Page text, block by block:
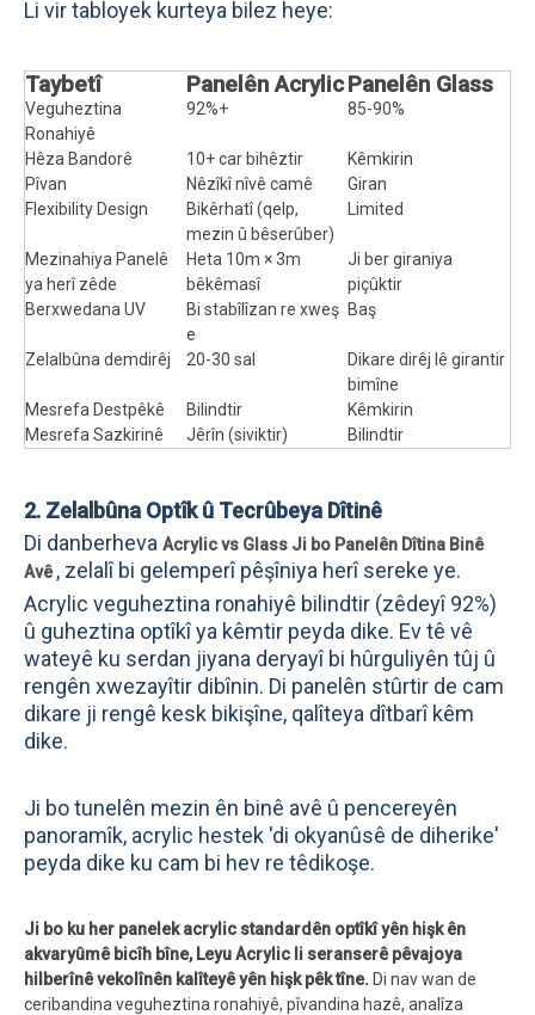
Li vir tabloyek kurteya bilez heye:
Taybetî Panelên AcrylicPanelên Glass
Veguheztina
Ronahiyê
92%+ 85-90%
Hêza Bandorê 10+ car bihêztir
Kêmkirin
Pîvan
Nêzîkî nîvê camê
Giran
Flexibility Design
Bikêrhatî (qelp,
mezin û bêserûber)
Limited
Mezinahiya Panelê
ya herî zêde
Heta 10m × 3m
bêkêmasî
Ji ber giraniya
piçûktir
Berxwedana UV
Bi stabîlîzan re xweş
e
Baş
Zelalbûna demdirêj 20-30 sal
Dikare dirêj lê girantir
bimîne
Mesrefa Destpêkê
Bilindtir
Kêmkirin
Mesrefa Sazkirinê
Jêrîn (siviktir) Bilindtir
2. Zelalbûna Optîk û Tecrûbeya Dîtinê
Di danberheva Acrylic vs Glass Ji bo Panelên Dîtina Binê
Avê, zelalî bi gelemperî pêşîniya herî sereke ye.
Acrylic veguheztina ronahiyê bilindtir (zêdeyî 92%)
û guheztina optîkî ya kêmtir peyda dike. Ev tê vê
wateyê ku serdan jiyana deryayî bi hûrguliyên tûj û
rengên xwezayîtir dibînin. Di panelên stûrtir de cam
dikare ji rengê kesk bikişîne, qalîteya dîtbarî kêm
dike.
Ji bo tunelên mezin ên binê avê û pencereyên
panoramîk, acrylic hestek 'di okyanûsê de diherike'
peyda dike ku cam bi hev re têdikoşe.
Ji bo ku her panelek acrylic standardên optîkî yên hişk ên
akvaryûmê bicîh bîne, Leyu Acrylic li seranserê pêvajoya
hilberînê vekolînên kalîteyê yên hişk pêk tîne. Di nav wan de
ceribandina veguheztina ronahiyê, pîvandina hazê, analîza